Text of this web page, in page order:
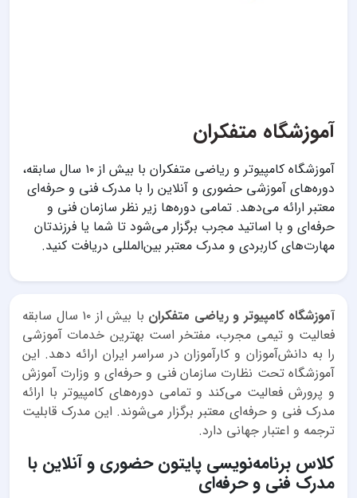
آموزشگاه متفکران
آموزشگاه کامپیوتر و ریاضی متفکران با بیش از ۱۰ سال سابقه،
دوره‌های آموزشی حضوری و آنلاین را با مدرک فنی و حرفه‌ای
معتبر ارائه می‌دهد. تمامی دوره‌ها زیر نظر سازمان فنی و
حرفه‌ای و با اساتید مجرب برگزار می‌شود تا شما یا فرزندتان
مهارت‌های کاربردی و مدرک معتبر بین‌المللی دریافت کنید.
آموزشگاه کامپیوتر و ریاضی متفکران
با بیش از ۱۰ سال سابقه
فعالیت و تیمی مجرب، مفتخر است بهترین خدمات آموزشی
را به دانش‌آموزان و کارآموزان در سراسر ایران ارائه دهد. این
آموزشگاه تحت نظارت سازمان فنی و حرفه‌ای و وزارت آموزش
و پرورش فعالیت می‌کند و تمامی دوره‌های کامپیوتر با ارائه
مدرک فنی و حرفه‌ای معتبر برگزار می‌شوند. این مدرک قابلیت
ترجمه و اعتبار جهانی دارد.
کلاس برنامه‌نویسی پایتون حضوری و آنلاین با
مدرک فنی و حرفه‌ای